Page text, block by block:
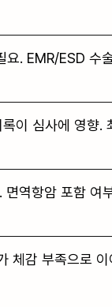
요. EMR/ESD 수
이 심사에 영향.
면역항암 포함 여
체감 부족으로